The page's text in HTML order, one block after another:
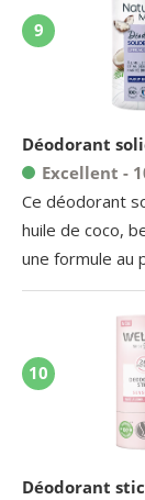
9
Déodorant
Excellent -
Ce déodorant
huile de coco,
une formule au
10
Déodorant